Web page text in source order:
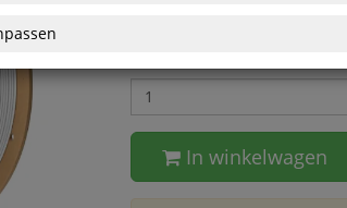
In winkelwagen